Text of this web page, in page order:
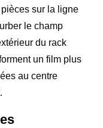
sur la ligne
le champ
du rack
un film plus
au centre